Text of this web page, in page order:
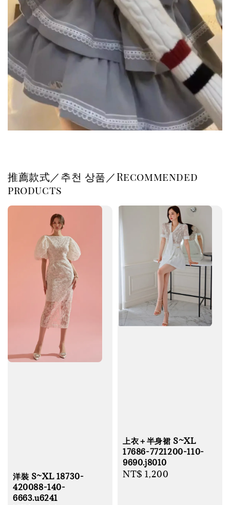
推薦款式／추천 상품／Recommended
products
洋裝 S~XL 18730-
420088-140-
6663.u6241
上衣＋半身裙 S~XL
17686-7721200-110-
9690.j8010
Regular
NT$ 1,200